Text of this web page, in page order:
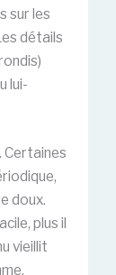
sur les
détails
lui-
Certaines
doux.
plus il
vieillit